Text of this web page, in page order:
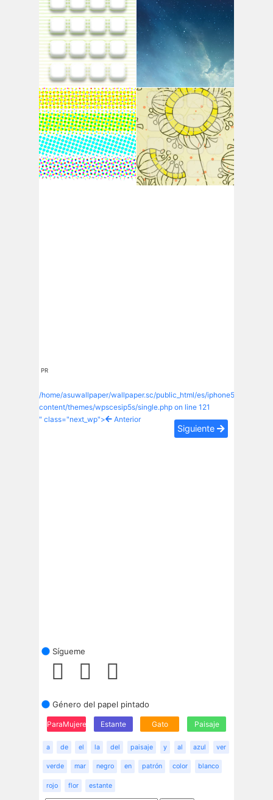
PR
/home/asuwallpaper/wallpaper.sc/public_html/es/iphone5s/wp-
content/themes/wpscesip5s/single.php on line 121
" class="next_wp">
Anterior
Siguiente
Sígueme
Género del papel pintado
ParaMujeres Estante Gato Paisaje
a de el la del paisaje y al azul ver
verde mar negro en patrón color blanco
rojo flor estante